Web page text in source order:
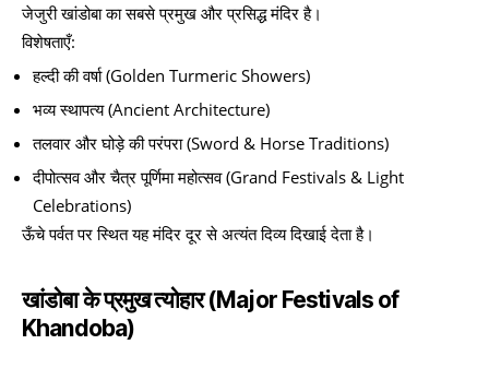
जेजुरी खांडोबा का सबसे प्रमुख और प्रसिद्ध मंदिर है।
विशेषताएँ:
हल्दी की वर्षा (Golden Turmeric Showers)
भव्य स्थापत्य (Ancient Architecture)
तलवार और घोड़े की परंपरा (Sword & Horse Traditions)
दीपोत्सव और चैत्र पूर्णिमा महोत्सव (Grand Festivals & Light
Celebrations)
ऊँचे पर्वत पर स्थित यह मंदिर दूर से अत्यंत दिव्य दिखाई देता है।
खांडोबा के प्रमुख त्योहार (Major Festivals of
Khandoba)